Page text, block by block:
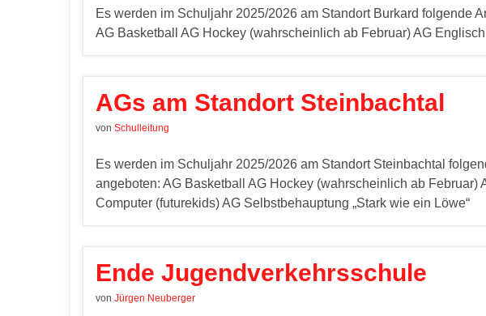
Es werden im Schuljahr 2025/2026 am Standort Burkard folgende
AG Basketball AG Hockey (wahrscheinlich ab Februar) AG
AGs am Standort Steinbachtal
von Schulleitung
Es werden im Schuljahr 2025/2026 am Standort Steinbachtal
angeboten: AG Basketball AG Hockey (wahrscheinlich ab Februar)
Computer (futurekids) AG Selbstbehauptung „Stark wie ein Löwe“
Ende Jugendverkehrsschule
von Jürgen Neuberger